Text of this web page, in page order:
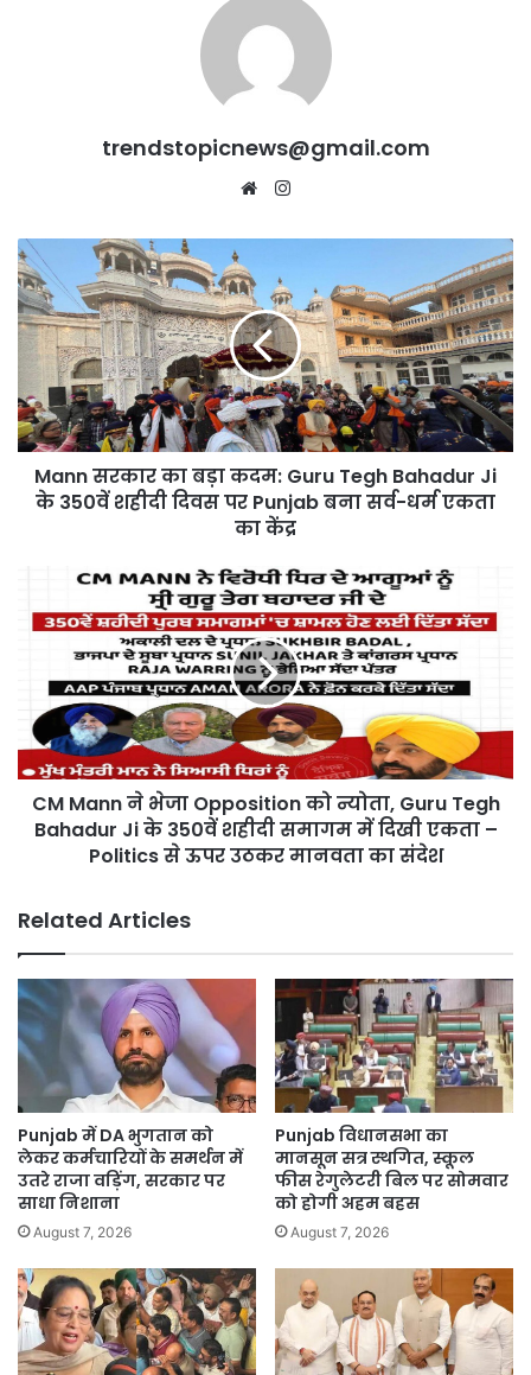
trendstopicnews@gmail.com
Website
Mann
सरकार
का
बड़ा
कदम:
Guru
Tegh
Bahadur
Ji
350वें
केंद्र
Mann सरकार का बड़ा कदम: Guru Tegh Bahadur Ji
के 350वें शहीदी दिवस पर Punjab बना सर्व-धर्म एकता
का केंद्र
Opposition
न्योता,
Guru
Tegh
Bahadur
समागम
में
दिखी
एकता
–
Politics
उठकर
मानवता
का
संदेश
CM Mann ने भेजा Opposition को न्योता, Guru Tegh
Bahadur Ji के 350वें शहीदी समागम में दिखी एकता –
Politics से ऊपर उठकर मानवता का संदेश
Related Articles
Punjab में DA भुगतान को
लेकर कर्मचारियों के समर्थन में
उतरे राजा वड़िंग, सरकार पर
साधा निशाना
August 7, 2026
Punjab विधानसभा का
मानसून सत्र स्थगित, स्कूल
फीस रेगुलेटरी बिल पर सोमवार
को होगी अहम बहस
August 7, 2026